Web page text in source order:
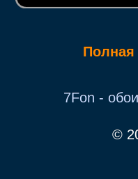
Полная
7Fon -
©